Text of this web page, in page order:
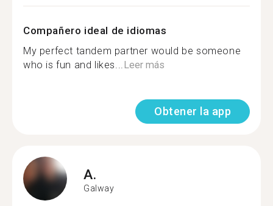
Compañero ideal de idiomas
My perfect tandem partner would be someone
who is fun and likes...Leer más
Obtener la app
A.
Galway